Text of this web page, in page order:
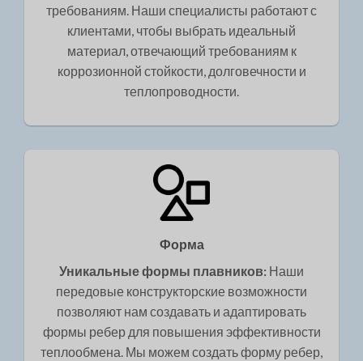
требованиям. Наши специалисты работают с
клиентами, чтобы выбрать идеальный
материал, отвечающий требованиям к
коррозионной стойкости, долговечности и
теплопроводности.
Форма
Уникальные формы плавников: Наши
передовые конструкторские возможности
позволяют нам создавать и адаптировать
формы ребер для повышения эффективности
теплообмена. Мы можем создать форму ребер,